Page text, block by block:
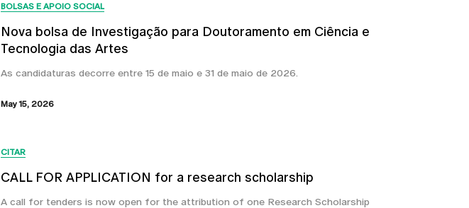
BOLSAS E APOIO SOCIAL
Nova bolsa de Investigação para Doutoramento em Ciência e
Tecnologia das Artes
As candidaturas decorre entre 15 de maio e 31 de maio de 2026.
May 15, 2026
CITAR
CALL FOR APPLICATION for a research scholarship
A call for tenders is now open for the attribution of one Research Scholarship